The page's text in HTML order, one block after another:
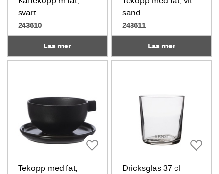
svart
243610
Läs mer
sand
243611
Läs mer
Tekopp med fat,
Dricksglas 37 cl